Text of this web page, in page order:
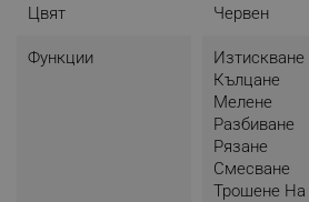
- Безопасна конструкция
- Цвят: Червен
Цвят Червен
Функции
Изтискване
Кълцане
Мелене
Разбиване
Рязане
Смесване
Трошене